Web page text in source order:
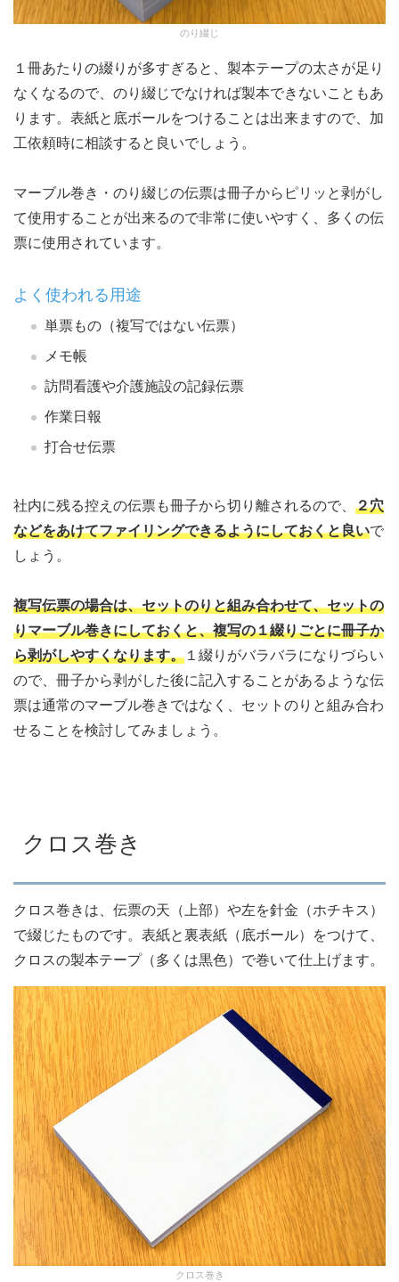
のり綴じ
１冊あたりの綴りが多すぎると、製本テープの太さが足り
なくなるので、のり綴じでなければ製本できないこともあ
ります。表紙と底ボールをつけることは出来ますので、加
工依頼時に相談すると良いでしょう。
マーブル巻き・のり綴じの伝票は冊子からピリッと剥がし
て使用することが出来るので非常に使いやすく、多くの伝
票に使用されています。
よく使われる用途
単票もの（複写ではない伝票）
メモ帳
訪問看護や介護施設の記録伝票
作業日報
打合せ伝票
社内に残る控えの伝票も冊子から切り離されるので、 ２穴
などをあけてファイリングできるようにしておくと良いで
しょう。
複写伝票の場合は、セットのりと組み合わせて、セットの
りマーブル巻きにしておくと、複写の１綴りごとに冊子か
ら剥がしやすくなります。 １綴りがバラバラになりづらい
ので、冊子から剥がした後に記入することがあるような伝
票は通常のマーブル巻きではなく、セットのりと組み合わ
せることを検討してみましょう。
クロス巻き
クロス巻きは、伝票の天（上部）や左を針金（ホチキス）
で綴じたものです。表紙と裏表紙（底ボール）をつけて、
クロスの製本テープ（多くは黒色）で巻いて仕上げます。
クロス巻き